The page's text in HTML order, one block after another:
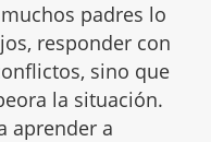
padres lo
responder con
sino que
la situación.
aprender a